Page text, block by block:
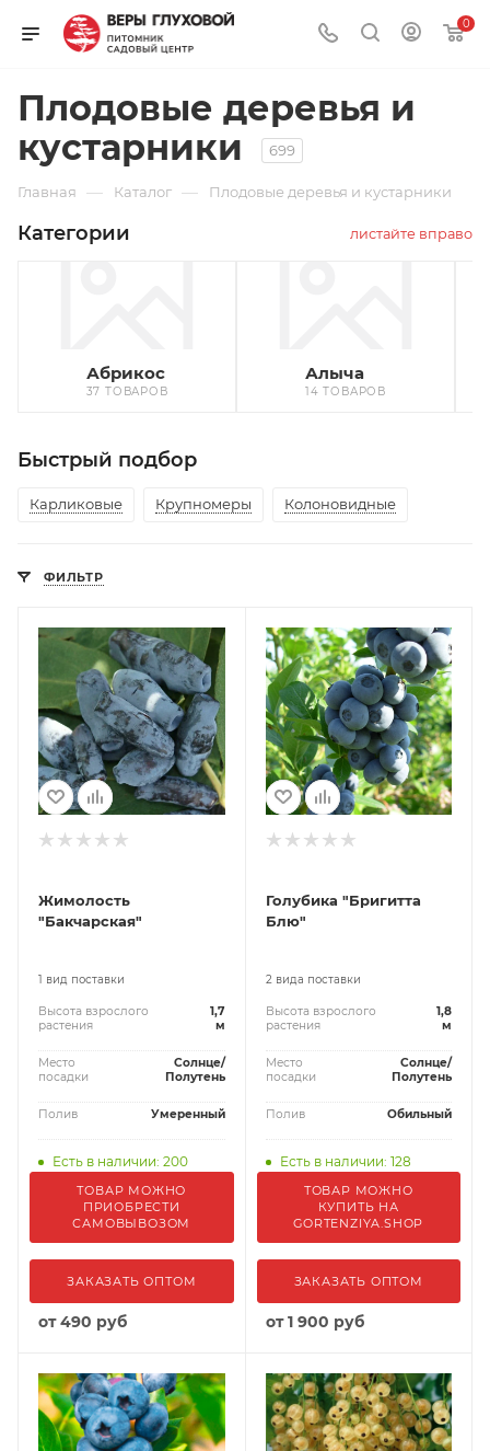
0
Плодовые деревья и
кустарники
699
Главная — Каталог — Плодовые деревья и кустарники
Категории листайте вправо
Абрикос
37 ТОВАРОВ
Алыча
14 ТОВАРОВ
Быстрый подбор
Карликовые Крупномеры Колоновидные
ФИЛЬТР
Жимолость
"Бакчарская"
1 вид поставки
Высота взрослого
растения
1,7
м
Место
посадки
Солнце/
Полутень
Полив Умеренный
Есть в наличии: 200
ТОВАР МОЖНО
ПРИОБРЕСТИ
САМОВЫВОЗОМ
ЗАКАЗАТЬ ОПТОМ
от490 руб
Голубика "Бригитта
Блю"
2 вида поставки
Высота взрослого
растения
1,8
м
Место
посадки
Солнце/
Полутень
Полив Обильный
Есть в наличии: 128
ТОВАР МОЖНО
КУПИТЬ НА
GORTENZIYA.SHOP
ЗАКАЗАТЬ ОПТОМ
от1 900 руб